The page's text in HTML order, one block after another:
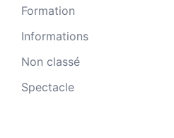
Formation
Informations
Non classé
Spectacle